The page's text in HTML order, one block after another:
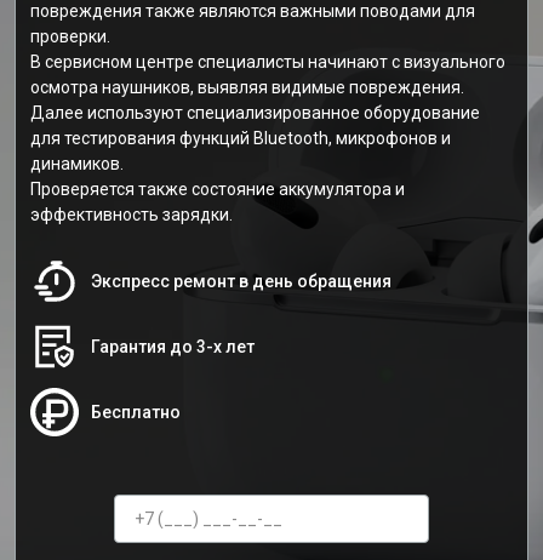
повреждения также являются важными поводами для
проверки.
В сервисном центре специалисты начинают с визуального
осмотра наушников, выявляя видимые повреждения.
Далее используют специализированное оборудование
для тестирования функций Bluetooth, микрофонов и
динамиков.
Проверяется также состояние аккумулятора и
эффективность зарядки.
Экспресс ремонт в день обращения
Гарантия до 3-х лет
Бесплатно